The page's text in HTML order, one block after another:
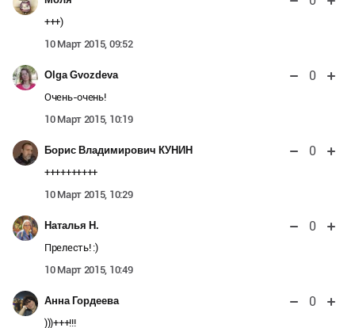
+++)
10 Март 2015, 09:52
Olga Gvozdeva 0
Очень-очень!
10 Март 2015, 10:19
Борис Владимирович КУНИН 0
++++++++++
10 Март 2015, 10:29
Наталья Н. 0
Прелесть! :)
10 Март 2015, 10:49
Анна Гордеева 0
)))+++!!!